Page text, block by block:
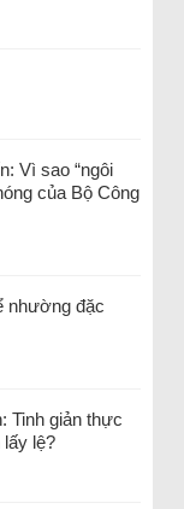
Vì sao “ngôi
của Bộ Công
nhường đặc
Tinh giản thực
lệ?